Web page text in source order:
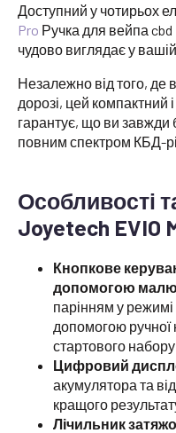
Доступний у чотирьох
Pro Ручка для вейпа cbd
чудово виглядає у
Незалежно від того, де
дорозі, цей компактний
гарантує, що ви завжди
повним спектром КБД-
Особливості
Joyetech EVIO
Кнопкове
допомогою
парінням у режимі
допомогою ручної
стартового
Цифровий
акумулятора та
кращого
Лічильник